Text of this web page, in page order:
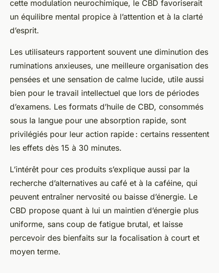
cette modulation neurochimique, le CBD favoriserait
un équilibre mental propice à l’attention et à la clarté
d’esprit.
Les utilisateurs rapportent souvent une diminution des
ruminations anxieuses, une meilleure organisation des
pensées et une sensation de calme lucide, utile aussi
bien pour le travail intellectuel que lors de périodes
d’examens. Les formats d’huile de CBD, consommés
sous la langue pour une absorption rapide, sont
privilégiés pour leur action rapide : certains ressentent
les effets dès 15 à 30 minutes.
L’intérêt pour ces produits s’explique aussi par la
recherche d’alternatives au café et à la caféine, qui
peuvent entraîner nervosité ou baisse d’énergie. Le
CBD propose quant à lui un maintien d’énergie plus
uniforme, sans coup de fatigue brutal, et laisse
percevoir des bienfaits sur la focalisation à court et
moyen terme.